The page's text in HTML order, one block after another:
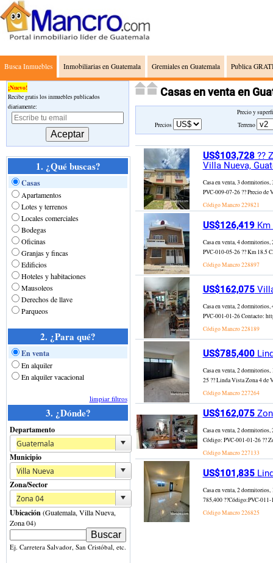
Busca Inmuebles Inmobiliarias en Guatemala Gremiales en Guatemala Publica
Casas en venta en
Precio y
Precios
Terreno
US$103,728??
Villa Nueva,
Casa en venta, 3 dormitorios,
PVC-009-07-26 ?? Precio de
Código Mancro229821
US$126,419Km
Casa en venta, 4 dormitorios,
PVC-010-05-26 ?? Km 18.5
Código Mancro228897
US$162,075
Casa en venta, 2
PVC-001-01-26 Contacto:
Código Mancro228189
US$785,400
Casa en venta, 2
25 ?? Linda Vista Zona 4 de
Código Mancro227264
US$162,075
Casa en venta, 2 dormitorios,
Código: PVC-001-01-26 ??
Código Mancro227133
US$101,835
Casa en venta, 2
785,400 ??Código:PVC-011-
Código Mancro226825
¡Nuevo!
Recibe gratis los inmuebles publicados
diariamente:
1. ¿Qué buscas?
Casas
Apartamentos
Lotes y terrenos
Locales comerciales
Bodegas
Oficinas
Granjas y fincas
Edificios
Hoteles y habitaciones
Mausoleos
Derechos de llave
Parqueos
2. ¿Para qué?
En venta
En alquiler
En alquiler vacacional
limpiar filtros
3. ¿Dónde?
Departamento
Municipio
Zona/Sector
Ubicación(Guatemala, Villa Nueva,
Zona 04)
Ej. Carretera Salvador, San Cristóbal, etc.